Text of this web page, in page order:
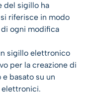
del sigillo ha
riferisce in modo
ogni modifica
sigillo elettronico
per la creazione di
basato su un